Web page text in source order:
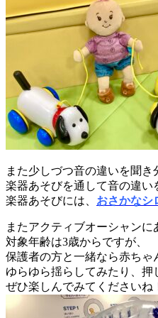
また少しづつ音の違いを聞き
楽器あそびを通して音の違い
楽器あそびには、 おさかなシ
またアクティブオーシャンに
対象年齢は3歳からですが、
保護者の方と一緒なら赤ちゃ
ゆらゆら揺らしてみたり、押
ぜひ楽しんでみてくださいね